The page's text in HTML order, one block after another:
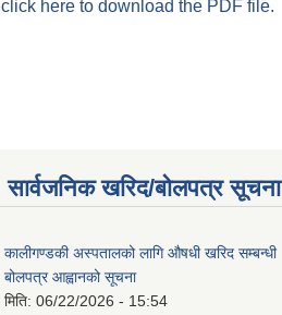
click here to download the PDF file.
सार्वजनिक खरिद/बोलपत्र सूचना
कालीगण्डकी अस्पतालको लागि औषधी खरिद सम्बन्धी
बोलपत्र आह्वानको सूचना
मिति: 06/22/2026 - 15:54